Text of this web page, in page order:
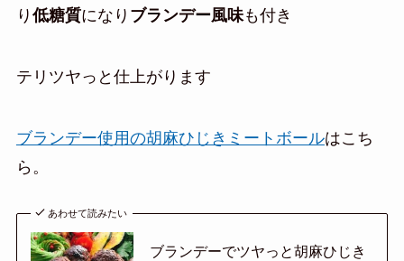
り 低糖質になり ブランデー風味も付き
テリツヤっと仕上がります
ブランデー使用の胡麻ひじきミートボールはこち
ら。
あわせて読みたい
ブランデーでツヤっと胡麻ひじき